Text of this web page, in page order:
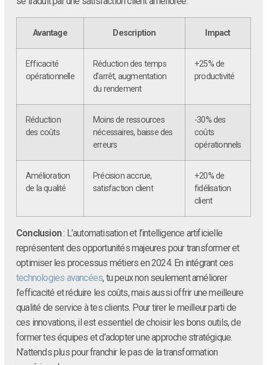
Avantage Description Impact
Efficacité
opérationnelle
Réduction des temps
d’arrêt, augmentation
du rendement
+25% de
productivité
Réduction
des coûts
Moins de ressources
nécessaires, baisse des
erreurs
-30% des
coûts
opérationnels
Amélioration
de la qualité
Précision accrue,
satisfaction client
+20% de
fidélisation
client
Conclusion: L’automatisation et l’intelligence artificielle
représentent des opportunités majeures pour transformer et
optimiser les processus métiers en 2024. En intégrant ces
technologies avancées, tu peux non seulement améliorer
l’efficacité et réduire les coûts, mais aussi offrir une meilleure
qualité de service à tes clients. Pour tirer le meilleur parti de
ces innovations, il est essentiel de choisir les bons outils, de
former tes équipes et d’adopter une approche stratégique.
N’attends plus pour franchir le pas de la transformation